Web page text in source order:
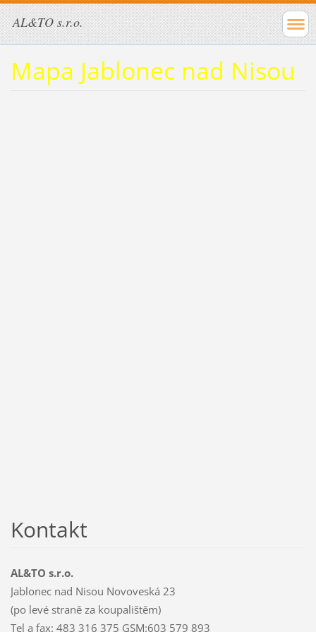
AL&TO s.r.o.
Mapa Jablonec nad Nisou
Kontakt
AL&TO s.r.o.
Jablonec nad Nisou Novoveská 23
(po levé straně za koupalištěm)
Tel a fax: 483 316 375 GSM:603 579 893